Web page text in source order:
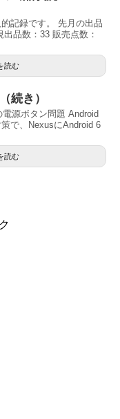
記録です。 先月の出品
品数：33 販売点数：
読む
続き）
源ボタン問題 Android
で、NexusにAndroid 6
読む